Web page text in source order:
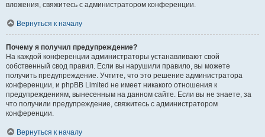
вложения, свяжитесь с администратором конференции.
Вернуться к началу
Почему я получил предупреждение?
На каждой конференции администраторы устанавливают свой
собственный свод правил. Если вы нарушили правило, вы можете
получить предупреждение. Учтите, что это решение администратора
конференции, и phpBB Limited не имеет никакого отношения к
предупреждениям, вынесенным на данном сайте. Если вы не знаете, за
что получили предупреждение, свяжитесь с администратором
конференции.
Вернуться к началу